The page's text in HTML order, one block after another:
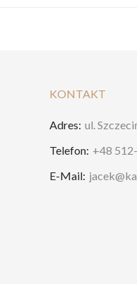
KONTAKT
Adres: ul.
Telefon: +48
E-Mail: